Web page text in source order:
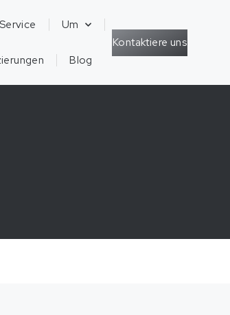
Service Um
Blog
Kontaktiere uns